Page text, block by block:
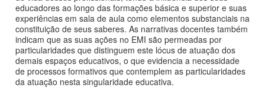
educadores ao longo das formações básica e superior e suas
experiências em sala de aula como elementos substanciais na
constituição de seus saberes. As narrativas docentes também
indicam que as suas ações no EMI são permeadas por
particularidades que distinguem este lócus de atuação dos
demais espaços educativos, o que evidencia a necessidade
de processos formativos que contemplem as particularidades
da atuação nesta singularidade educativa.